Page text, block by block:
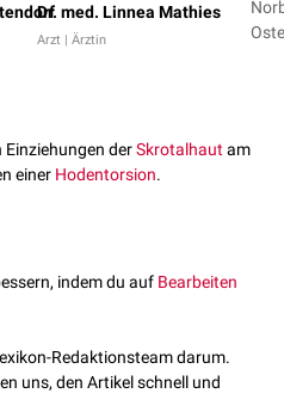
Dr. med. Linnea Mathies
Arzt | Ärztin
Einziehungen derSkrotalhautam
einer Hodentorsion.
indem du auf Bearbeiten
Redaktionsteam darum.
uns, den Artikel schnell und